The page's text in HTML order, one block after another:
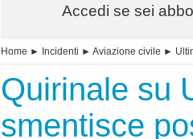
Accedi se sei
Home ► Incidenti ► Aviazione civile ►
Quirinale su
smentisce